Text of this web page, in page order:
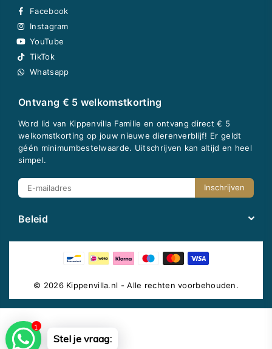
Facebook
Instagram
YouTube
TikTok
Whatsapp
Ontvang € 5 welkomstkorting
Word lid van Kippenvilla Familie en ontvang direct € 5
welkomstkorting op jouw nieuwe dierenverblijf! Er geldt
géén minimumbestelwaarde. Uitschrijven kan altijd en heel
simpel.
Inschrijven
Beleid
© 2026 Kippenvilla.nl - Alle rechten voorbehouden.
Stel je vraag:
1